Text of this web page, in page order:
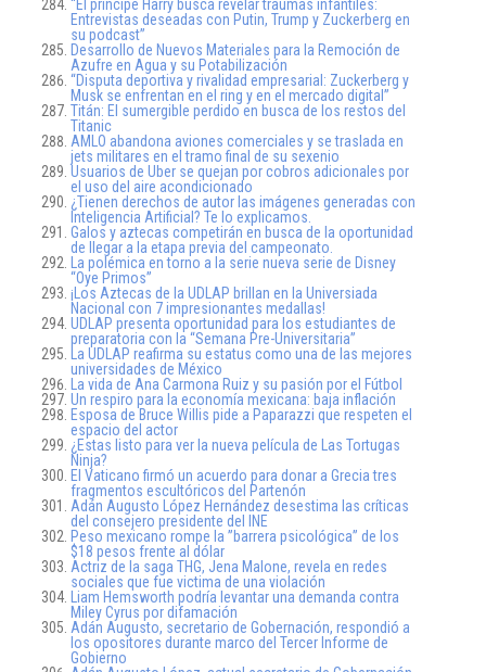
“El príncipe Harry busca revelar traumas infantiles:
Entrevistas deseadas con Putin, Trump y Zuckerberg en
su podcast”
Desarrollo de Nuevos Materiales para la Remoción de
Azufre en Agua y su Potabilización
“Disputa deportiva y rivalidad empresarial: Zuckerberg y
Musk se enfrentan en el ring y en el mercado digital”
Titán: El sumergible perdido en busca de los restos del
Titanic
AMLO abandona aviones comerciales y se traslada en
jets militares en el tramo final de su sexenio
Usuarios de Uber se quejan por cobros adicionales por
el uso del aire acondicionado
¿Tienen derechos de autor las imágenes generadas con
Inteligencia Artificial? Te lo explicamos.
Galos y aztecas competirán en busca de la oportunidad
de llegar a la etapa previa del campeonato.
La polémica en torno a la serie nueva serie de Disney
“Oye Primos”
¡Los Aztecas de la UDLAP brillan en la Universiada
Nacional con 7 impresionantes medallas!
UDLAP presenta oportunidad para los estudiantes de
preparatoria con la “Semana Pre-Universitaria”
La UDLAP reafirma su estatus como una de las mejores
universidades de México
La vida de Ana Carmona Ruiz y su pasión por el Fútbol
Un respiro para la economía mexicana: baja inflación
Esposa de Bruce Willis pide a Paparazzi que respeten el
espacio del actor
¿Estas listo para ver la nueva película de Las Tortugas
Ninja?
El Vaticano firmó un acuerdo para donar a Grecia tres
fragmentos escultóricos del Partenón
Adán Augusto López Hernández desestima las críticas
del consejero presidente del INE
Peso mexicano rompe la ”barrera psicológica” de los
$18 pesos frente al dólar
Actriz de la saga THG, Jena Malone, revela en redes
sociales que fue victima de una violación
Liam Hemsworth podría levantar una demanda contra
Miley Cyrus por difamación
Adán Augusto, secretario de Gobernación, respondió a
los opositores durante marco del Tercer Informe de
Gobierno